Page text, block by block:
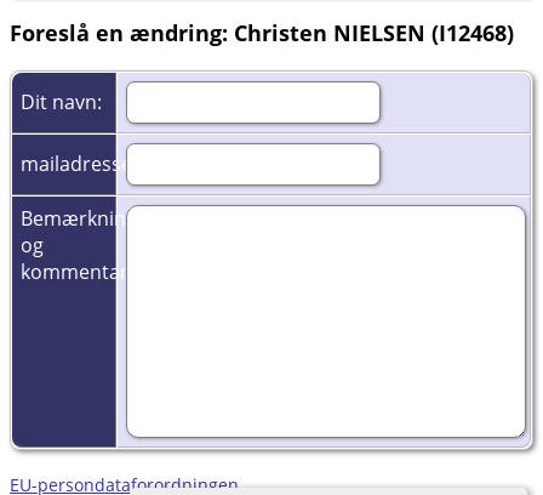
Foreslå en ændring: Christen NIELSEN (I12468)
Dit navn:
mailadresse:
Bemærkninger
og
kommentarer:
EU-persondataforordningen